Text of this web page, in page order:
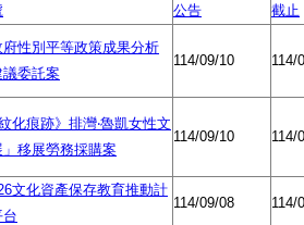
公告 截止
性別平等政策成果分析
議委託案
114/09/10 114/
化痕跡》排灣‧魯凱女性文
移展勞務採購案
114/09/10 114/
文化資產保存教育推動計
114/09/08 114/